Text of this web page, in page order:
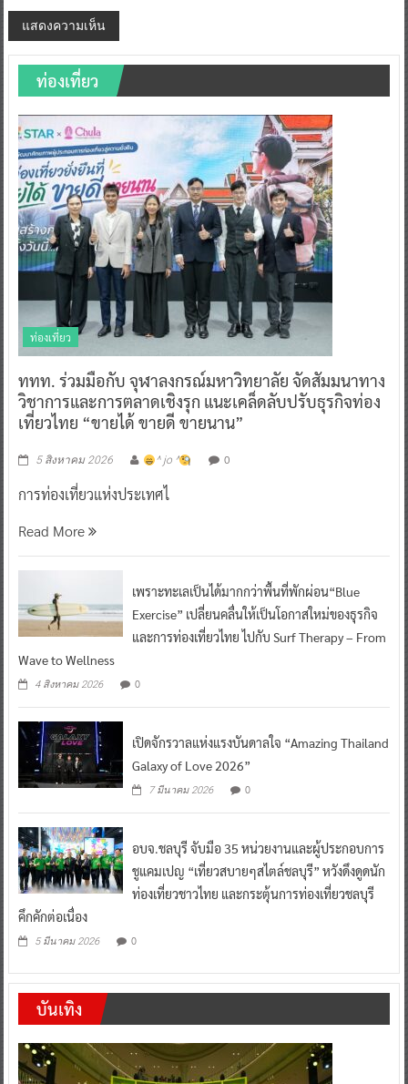
ท่องเที่ยว
ท่องเที่ยว
ททท. ร่วมมือกับ จุฬาลงกรณ์มหาวิทยาลัย จัดสัมมนาทาง
วิชาการและการตลาดเชิงรุก แนะเคล็ดลับปรับธุรกิจท่อง
เที่ยวไทย “ขายได้ ขายดี ขายนาน”
5 สิงหาคม 2026 ^ jo ^ 0
การท่องเที่ยวแห่งประเทศไ
Read More
เพราะทะเลเป็นได้มากกว่าพื้นที่พักผ่อน“Blue
Exercise” เปลี่ยนคลื่นให้เป็นโอกาสใหม่ของธุรกิจ
และการท่องเที่ยวไทย ไปกับ Surf Therapy – From
Wave to Wellness
4 สิงหาคม 2026 0
เปิดจักรวาลแห่งแรงบันดาลใจ “Amazing Thailand
Galaxy of Love 2026”
7 มีนาคม 2026 0
อบจ.ชลบุรี จับมือ 35 หน่วยงานและผู้ประกอบการ
ชูแคมเปญ “เที่ยวสบายๆสไตล์ชลบุรี” หวังดึงดูดนัก
ท่องเที่ยวชาวไทย และกระตุ้นการท่องเที่ยวชลบุรี
คึกคักต่อเนื่อง
5 มีนาคม 2026 0
บันเทิง